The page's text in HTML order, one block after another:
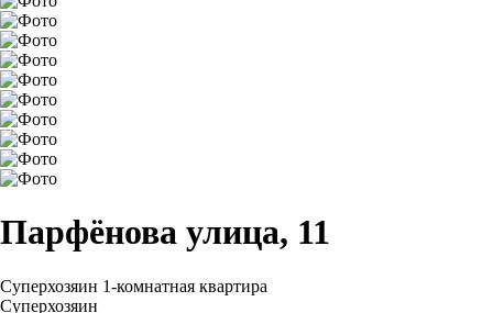
Парфёнова улица, 11
Суперхозяин 1-комнатная квартира
Суперхозяин